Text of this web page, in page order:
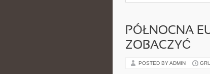
PÓŁNOCNA
ZOBACZYĆ
POSTED BY ADMIN